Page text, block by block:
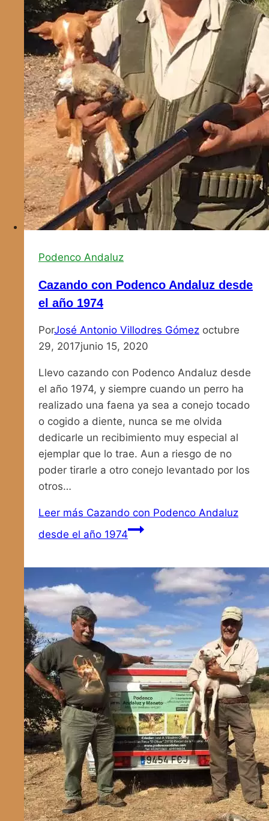
Podenco Andaluz
Cazando con Podenco Andaluz desde
el año 1974
PorJosé Antonio Villodres Gómez octubre
29, 2017junio 15, 2020
Llevo cazando con Podenco Andaluz desde
el año 1974, y siempre cuando un perro ha
realizado una faena ya sea a conejo tocado
o cogido a diente, nunca se me olvida
dedicarle un recibimiento muy especial al
ejemplar que lo trae. Aun a riesgo de no
poder tirarle a otro conejo levantado por los
otros…
Leer más Cazando con Podenco Andaluz
desde el año 1974